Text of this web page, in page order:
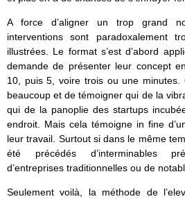
A force d’aligner un trop grand
interventions sont paradoxalement
illustrées. Le format s’est d’abord
demande de présenter leur concept
10, puis 5, voire trois ou une minutes.
beaucoup et de témoigner qui de la
qui de la panoplie des startups
endroit. Mais cela témoigne in fine
leur travail. Surtout si dans le même
été précédés d’interminables
d’entreprises traditionnelles ou de
Seulement voilà, la méthode de